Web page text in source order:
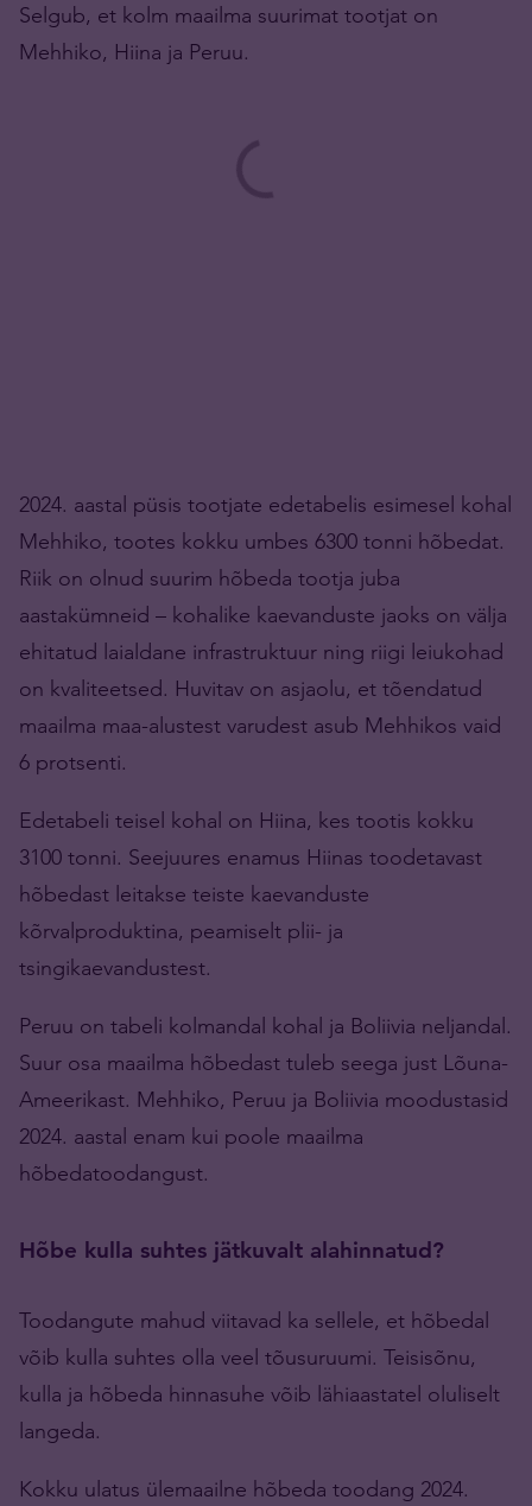
Selgub, et kolm maailma suurimat tootjat on
Mehhiko, Hiina ja Peruu.
2024. aastal püsis tootjate edetabelis esimesel kohal
Mehhiko, tootes kokku umbes 6300 tonni hõbedat.
Riik on olnud suurim hõbeda tootja juba
aastakümneid – kohalike kaevanduste jaoks on välja
ehitatud laialdane infrastruktuur ning riigi leiukohad
on kvaliteetsed. Huvitav on asjaolu, et tõendatud
maailma maa-alustest varudest asub Mehhikos vaid
6 protsenti.
Edetabeli teisel kohal on Hiina, kes tootis kokku
3100 tonni. Seejuures enamus Hiinas toodetavast
hõbedast leitakse teiste kaevanduste
kõrvalproduktina, peamiselt plii- ja
tsingikaevandustest.
Peruu on tabeli kolmandal kohal ja Boliivia neljandal.
Suur osa maailma hõbedast tuleb seega just Lõuna-
Ameerikast. Mehhiko, Peruu ja Boliivia moodustasid
2024. aastal enam kui poole maailma
hõbedatoodangust.
Hõbe kulla suhtes jätkuvalt alahinnatud?
Toodangute mahud viitavad ka sellele, et hõbedal
võib kulla suhtes olla veel tõusuruumi. Teisisõnu,
kulla ja hõbeda hinnasuhe võib lähiaastatel oluliselt
langeda.
Kokku ulatus ülemaailne hõbeda toodang 2024.